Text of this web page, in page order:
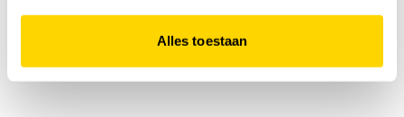
Alles toestaan